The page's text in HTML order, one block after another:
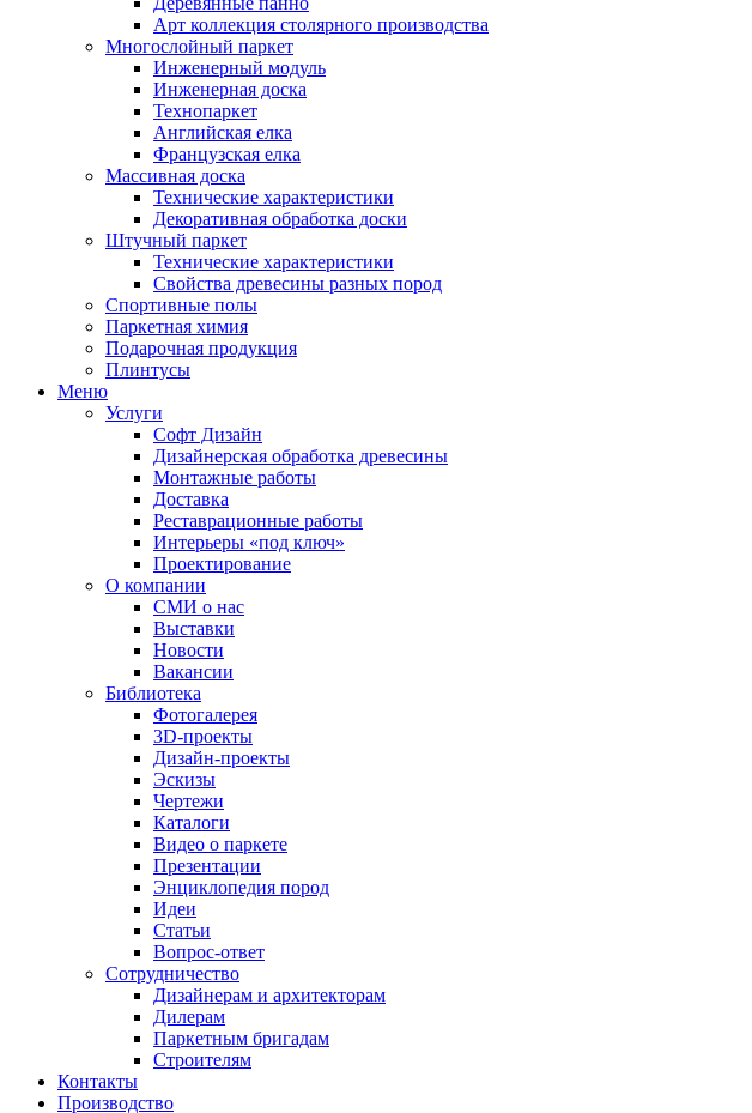
Арт коллекция столярного производства
Многослойный паркет
Инженерный модуль
Инженерная доска
Технопаркет
Английская елка
Французская елка
Массивная доска
Технические характеристики
Декоративная обработка доски
Штучный паркет
Технические характеристики
Свойства древесины разных пород
Спортивные полы
Паркетная химия
Подарочная продукция
Плинтусы
Меню
Услуги
Софт Дизайн
Дизайнерская обработка древесины
Монтажные работы
Доставка
Реставрационные работы
Интерьеры «под ключ»
Проектирование
О компании
СМИ о нас
Выставки
Новости
Вакансии
Библиотека
Фотогалерея
3D-проекты
Дизайн-проекты
Эскизы
Чертежи
Каталоги
Видео о паркете
Презентации
Энциклопедия пород
Идеи
Статьи
Вопрос-ответ
Сотрудничество
Дизайнерам и архитекторам
Дилерам
Паркетным бригадам
Строителям
Контакты
Производство